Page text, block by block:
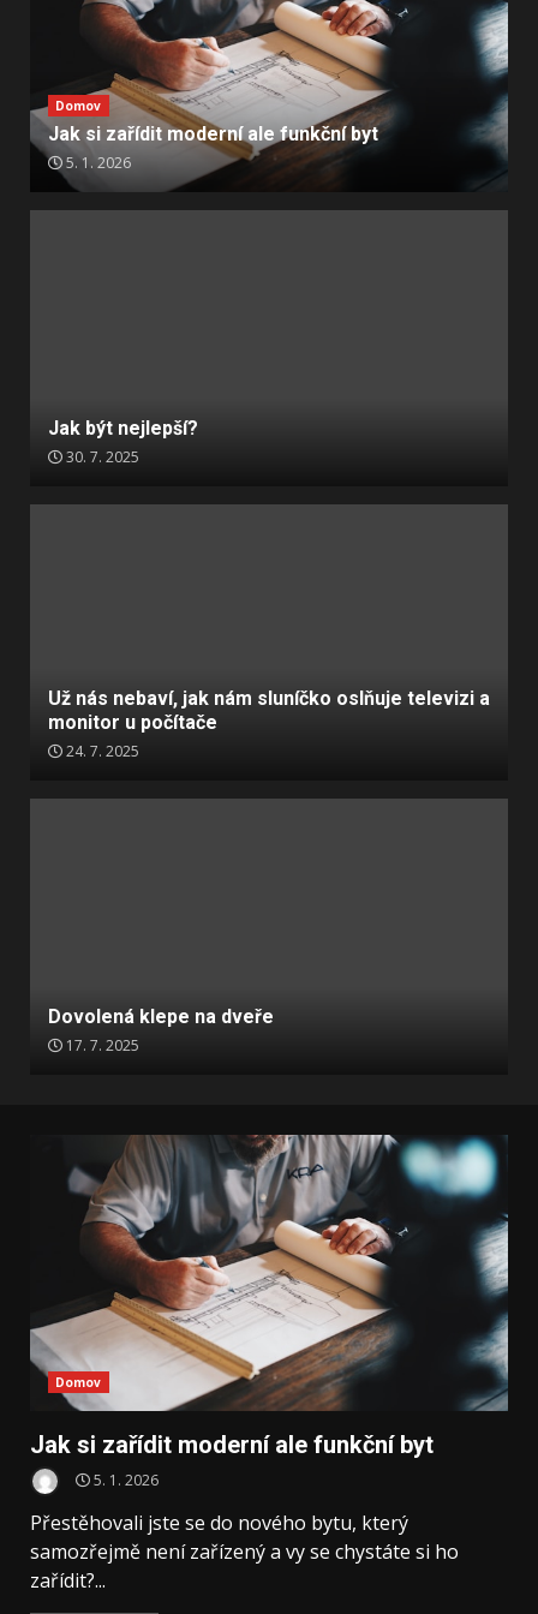
Domov
Jak si zařídit moderní ale funkční byt
5. 1. 2026
Jak být nejlepší?
30. 7. 2025
Už nás nebaví, jak nám sluníčko oslňuje televizi a
monitor u počítače
24. 7. 2025
Dovolená klepe na dveře
17. 7. 2025
Domov
Jak si zařídit moderní ale funkční byt
5. 1. 2026
Přestěhovali jste se do nového bytu, který
samozřejmě není zařízený a vy se chystáte si ho
zařídit?...